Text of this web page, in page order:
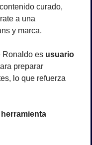
curado,
a una
y marca.
Ronaldo es usuario
preparar
lo que refuerza